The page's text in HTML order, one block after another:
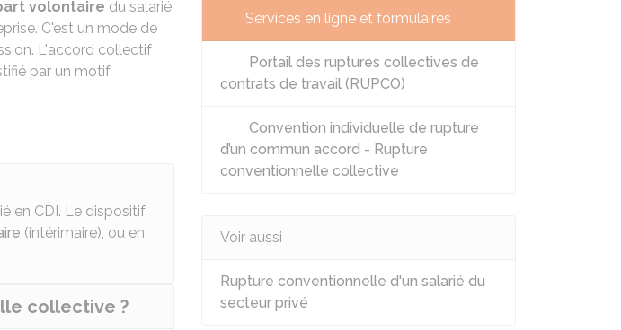
volontaire du salarié
C'est un mode de
L'accord collectif
par un motif
en CDI. Le dispositif
(intérimaire), ou en
collective ?
Services en ligne et formulaires
Portail des ruptures collectives de
contrats de travail (RUPCO)
Convention individuelle de rupture
d’un commun accord - Rupture
conventionnelle collective
Voir aussi
Rupture conventionnelle d'un salarié du
secteur privé